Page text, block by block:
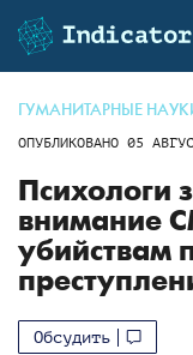
ГУМАНИТАРНЫЕ
ОПУБЛИКОВАНО 05
Психологи
внимание
убийствам
Обсудить